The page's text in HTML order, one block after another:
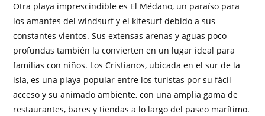
Otra playa imprescindible es El Médano, un paraíso para
los amantes del windsurf y el kitesurf debido a sus
constantes vientos. Sus extensas arenas y aguas poco
profundas también la convierten en un lugar ideal para
familias con niños. Los Cristianos, ubicada en el sur de la
isla, es una playa popular entre los turistas por su fácil
acceso y su animado ambiente, con una amplia gama de
restaurantes, bares y tiendas a lo largo del paseo marítimo.